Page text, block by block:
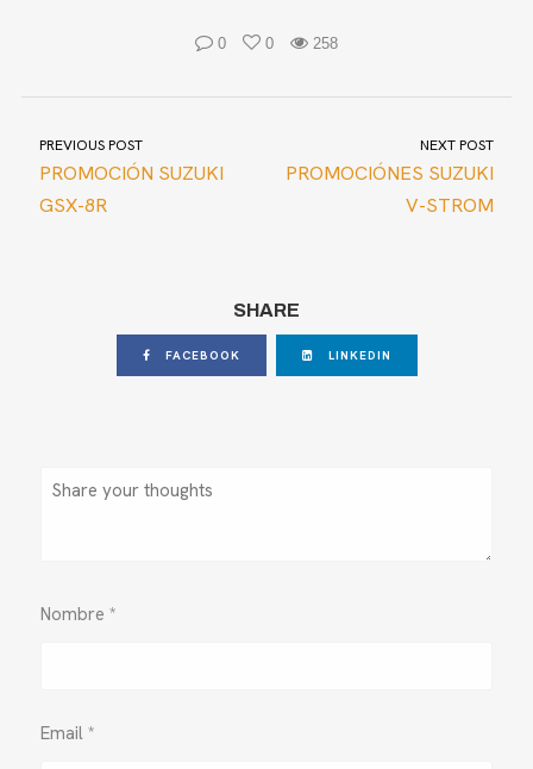
0 0 258
PREVIOUS POST
PROMOCIÓN SUZUKI
GSX-8R
NEXT POST
PROMOCIÓNES SUZUKI
V-STROM
SHARE
FACEBOOK LINKEDIN
Nombre*
Email*